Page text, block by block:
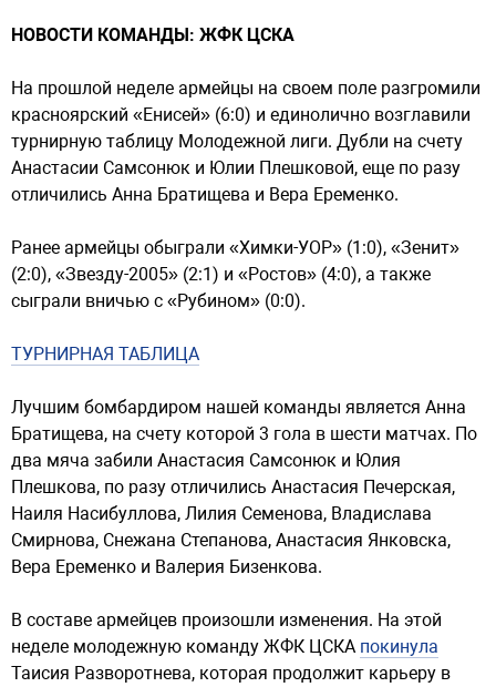
НОВОСТИ КОМАНДЫ: ЖФК ЦСКА
На прошлой неделе армейцы на своем поле разгромили
красноярский «Енисей» (6:0) и единолично возглавили
турнирную таблицу Молодежной лиги. Дубли на счету
Анастасии Самсонюк и Юлии Плешковой, еще по разу
отличились Анна Братищева и Вера Еременко.
Ранее армейцы обыграли «Химки-УОР» (1:0), «Зенит»
(2:0), «Звезду-2005» (2:1) и «Ростов» (4:0), а также
сыграли вничью с «Рубином» (0:0).
ТУРНИРНАЯ ТАБЛИЦА
Лучшим бомбардиром нашей команды является Анна
Братищева, на счету которой 3 гола в шести матчах. По
два мяча забили Анастасия Самсонюк и Юлия
Плешкова, по разу отличились Анастасия Печерская,
Наиля Насибуллова, Лилия Семенова, Владислава
Смирнова, Снежана Степанова, Анастасия Янковска,
Вера Еременко и Валерия Бизенкова.
В составе армейцев произошли изменения. На этой
неделе молодежную команду ЖФК ЦСКА покинула
Таисия Разворотнева, которая продолжит карьеру в